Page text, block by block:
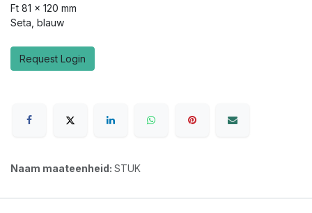
Ft 81 x 120 mm
Seta, blauw
Request Login
Naam maateenheid: STUK